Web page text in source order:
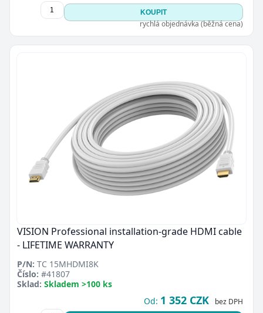
KOUPIT
rychlá objednávka (běžná cena)
VISION Professional installation-grade HDMI cable
- LIFETIME WARRANTY
P/N: TC 15MHDMI8K
Číslo: #41807
Sklad: Skladem >100 ks
Od: 1 352 CZK bez DPH